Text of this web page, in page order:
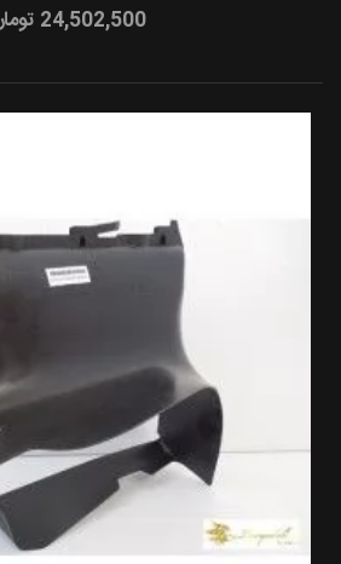
24,502,500 تومان